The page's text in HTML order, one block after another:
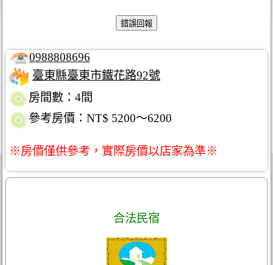
0988808696
臺東縣臺東市鐵花路92號
房間數：4間
參考房價：NT$ 5200～6200
※房價僅供參考，實際房價以店家為準※
合法民宿